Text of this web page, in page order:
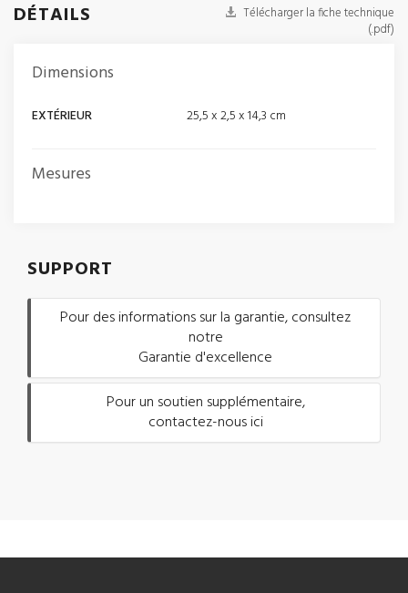
DÉTAILS
Télécharger la fiche technique
(.pdf)
Dimensions
EXTÉRIEUR 25,5 x 2,5 x 14,3 cm
Mesures
SUPPORT
Pour des informations sur la garantie, consultez
notre
Garantie d'excellence
Pour un soutien supplémentaire,
contactez-nous ici